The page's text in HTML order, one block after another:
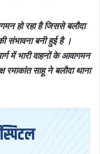
हो रहा है जिससे बलौदा
संभावना बनी हुई है ।
में भारी वाहनों के आवागमन
साहू ने बलौदा थाना